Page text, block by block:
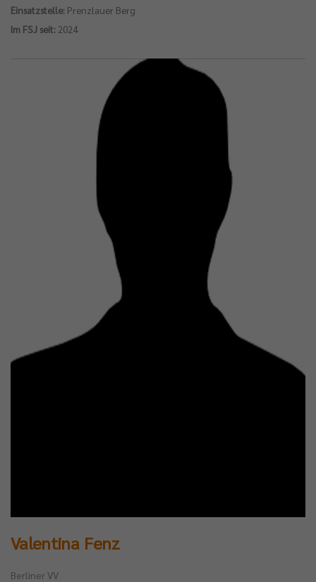
Einsatzstelle: Prenzlauer Berg
Im FSJ seit: 2024
Valentina Fenz
Berliner VV